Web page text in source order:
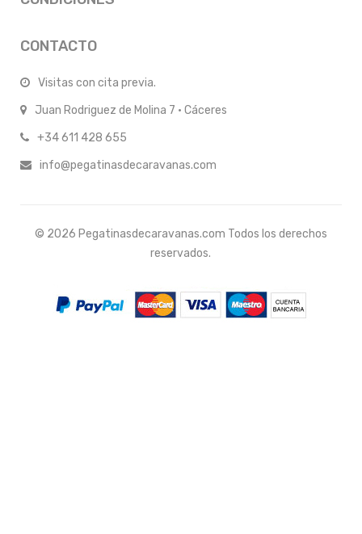
CONTACTO
Visitas con cita previa.
Juan Rodriguez de Molina 7 · Cáceres
+34 611 428 655
info@pegatinasdecaravanas.com
© 2026 Pegatinasdecaravanas.com Todos los derechos
reservados.